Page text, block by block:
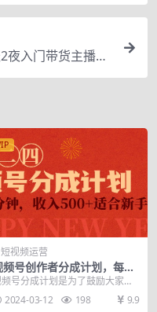
夜入门带货主播，
短视频运营
频号创作者分成计划，每天
分钟，收入500+，小而美项
号分成计划是为了鼓励大家创
者原创视频，原是鼓励这个创造
造原创的内容，会...
2024-03-12 198 9.9